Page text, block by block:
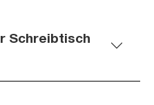
Schreibtisch